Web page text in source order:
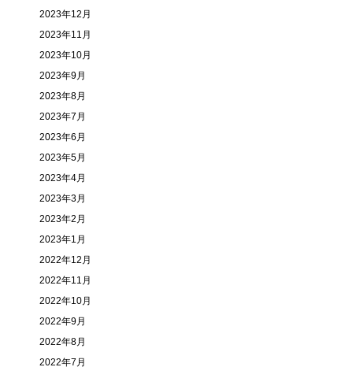
2023年12月
2023年11月
2023年10月
2023年9月
2023年8月
2023年7月
2023年6月
2023年5月
2023年4月
2023年3月
2023年2月
2023年1月
2022年12月
2022年11月
2022年10月
2022年9月
2022年8月
2022年7月